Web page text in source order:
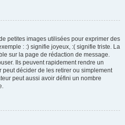
petites images utilisées pour exprimer des
: :) signifie joyeux, :( signifie triste. La
sur la page de rédaction de message.
Ils peuvent rapidement rendre un
décider de les retirer ou simplement
peut aussi avoir défini un nombre